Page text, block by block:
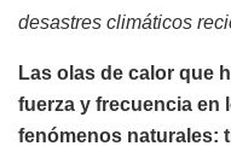
desastres climáticos
Las olas de calor que
fuerza y frecuencia en
fenómenos naturales: